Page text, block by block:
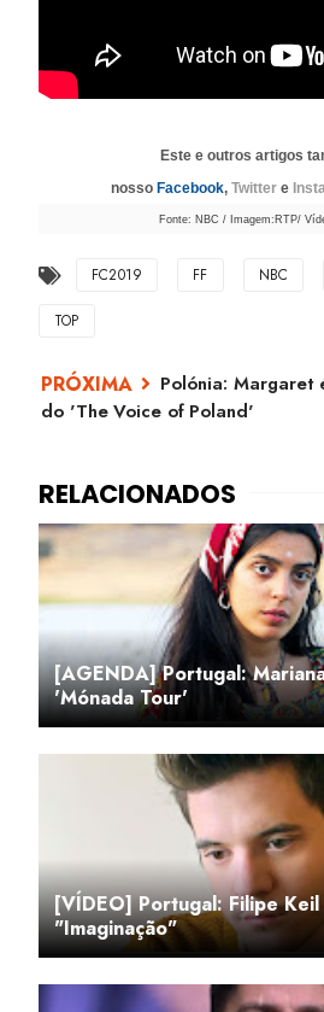
Este e outros artigos
nosso Facebook, Twitter e
Fonte: NBC / Imagem:RTP/
FC2019 FF NBC
TOP
Polónia: Margaret
do 'The Voice of Poland'
[AGENDA] Portugal:
'Mónada Tour'
[VÍDEO] Portugal: Filipe
"Imaginação"